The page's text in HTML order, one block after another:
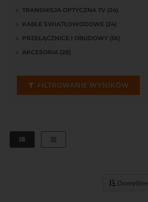
TRANSMISJA OPTYCZNA TV (24)
KABLE ŚWIATŁOWODOWE (24)
PRZEŁĄCZNICE I OBUDOWY (56)
AKCESORIA (28)
FILTROWANIE WYNIKÓW
Domyślne